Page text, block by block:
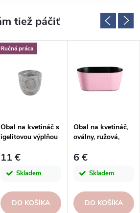
Ručná práca
Obal na kvetináč s
igelitovou výplňou
pr.15/15x15h
11 €
Skladem
DO KOŠÍKA
Obal na kvetináč,
oválny, ružová,
6 €
Skladem
DO KOŠÍKA